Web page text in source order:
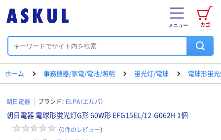
カゴ
メニュー
ホーム 事務機器/家電/電池/照明 蛍光灯/電球 電球形蛍
朝日電器 ブランド： ELPA（エルパ）
朝日電器 電球形蛍光灯G形 60W形 EFG15EL/12-G062H 1個
（0件のレビュー）